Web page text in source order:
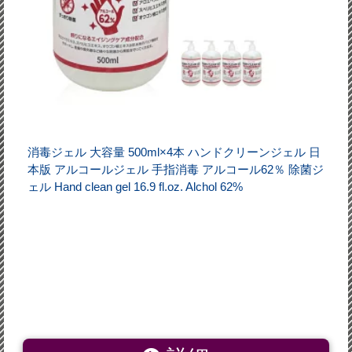
消毒ジェル 大容量 500ml×4本 ハンドクリーンジェル 日
本版 アルコールジェル 手指消毒 アルコール62％ 除菌ジ
ェル Hand clean gel 16.9 fl.oz. Alchol 62%